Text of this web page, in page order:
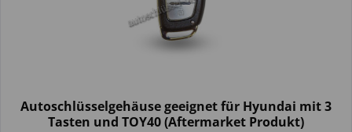
Autoschlüsselgehäuse geeignet für Hyundai mit 3
Tasten und TOY40 (Aftermarket Produkt)